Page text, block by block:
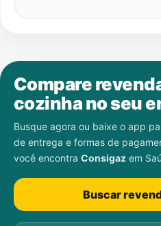
Compare
cozinha no seu
Busque agora ou baixe o app
de entrega e formas de
você encontra Consigaz em
Buscar